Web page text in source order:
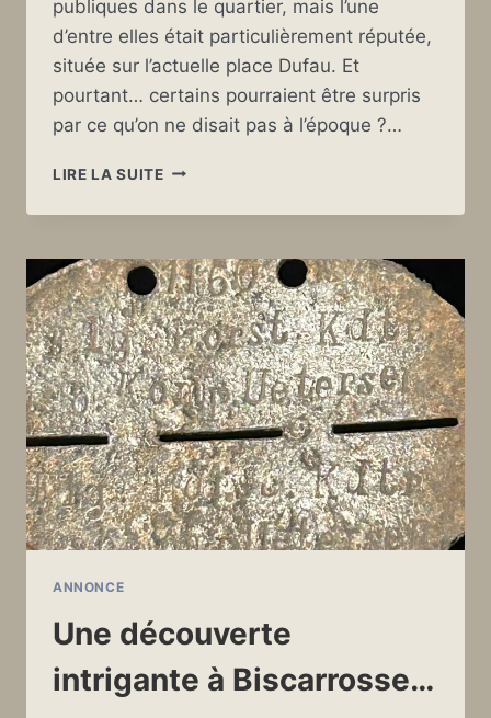
publiques dans le quartier, mais l’une
d’entre elles était particulièrement réputée,
située sur l’actuelle place Dufau. Et
pourtant… certains pourraient être surpris
par ce qu’on ne disait pas à l’époque ?…
LIRE LA SUITELA
DE
PLAGE
ANNONCE
Une découverte
intrigante à Biscarrosse…